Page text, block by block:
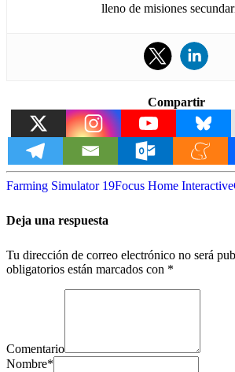
lleno de misiones
Compartir
Farming Simulator 19Focus Home Interactive
Deja una respuesta
Tu dirección de correo electrónico no será
obligatorios están marcados con *
Comentario
Nombre*